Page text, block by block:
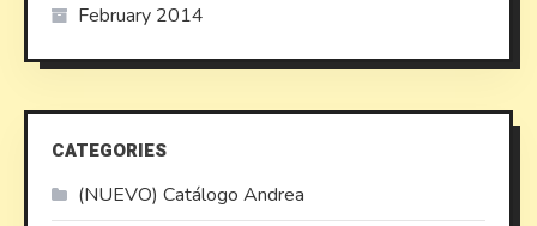
February 2014
CATEGORIES
(NUEVO) Catálogo Andrea